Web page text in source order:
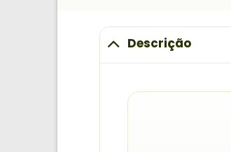
Descrição